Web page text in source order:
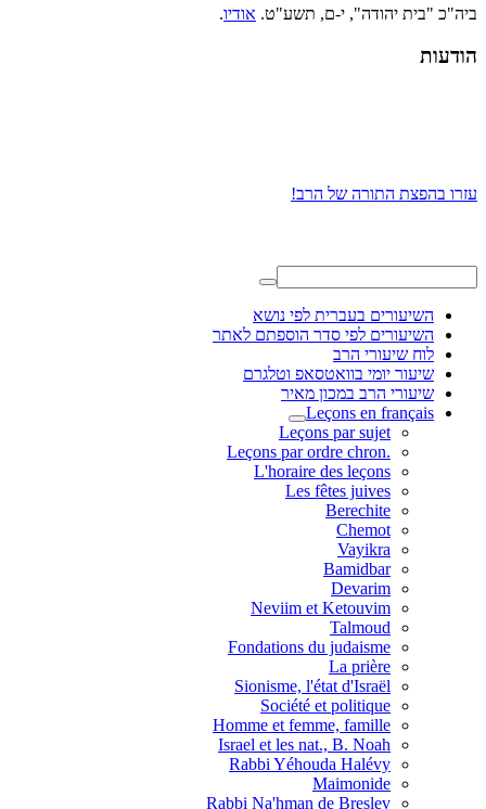
ביה"כ "בית יהודה", י-ם, תשע"ט. אודיו.
הודעות
עזרו בהפצת התורה של הרב!
השיעורים בעברית לפי נושא
השיעורים לפי סדר הוספתם לאתר
לוח שיעורי הרב
שיעור יומי בוואטסאפ וטלגרם
שיעורי הרב במכון מאיר
Leçons en français
Leçons par sujet
.Leçons par ordre chron
L'horaire des leçons
Les fêtes juives
Berechite
Chemot
Vayikra
Bamidbar
Devarim
Neviim et Ketouvim
Talmoud
Fondations du judaisme
La prière
Sionisme, l'état d'Israël
Société et politique
Homme et femme, famille
Israel et les nat., B. Noah
Rabbi Yéhouda Halévy
Maimonide
Rabbi Na'hman de Breslev